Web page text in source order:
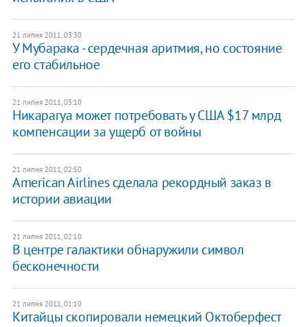
21 липня 2011, 03:30
У Мубарака - сердечная аритмия, но состояние
его стабильное
21 липня 2011, 03:10
Никарагуа может потребовать у США $17 млрд
компенсации за ущерб от войны
21 липня 2011, 02:50
American Airlines сделала рекордный заказ в
истории авиации
21 липня 2011, 02:10
В центре галактики обнаружили символ
бесконечности
21 липня 2011, 01:10
Китайцы скопировали немецкий Октоберфест